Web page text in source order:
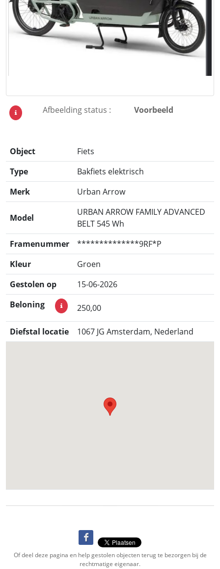
Afbeelding status : Voorbeeld
Object
Fiets
Type
Bakfiets elektrisch
Merk
Urban Arrow
Model
URBAN ARROW FAMILY ADVANCED
BELT 545 Wh
Framenummer
**************9RF*P
Kleur
Groen
Gestolen op
15-06-2026
Beloning
250,00
Diefstal locatie 1067 JG Amsterdam, Nederland
Of deel deze pagina en help gestolen objecten terug te bezorgen bij de
rechtmatige eigenaar.